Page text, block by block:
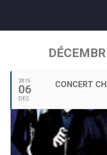
2015
06
DEC
CONCERT